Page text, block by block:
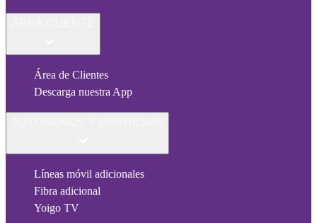
Área de Clientes
Descarga nuestra App
Líneas móvil adicionales
Fibra adicional
Yoigo TV